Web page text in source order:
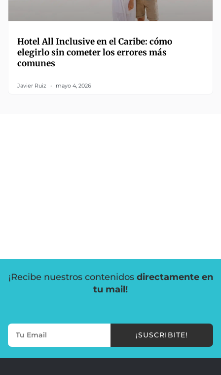
Hotel All Inclusive en el Caribe: cómo
elegirlo sin cometer los errores más
comunes
Javier Ruiz mayo 4, 2026
¡Recibe nuestros contenidos directamente en
tu mail!
¡SUSCRIBITE!